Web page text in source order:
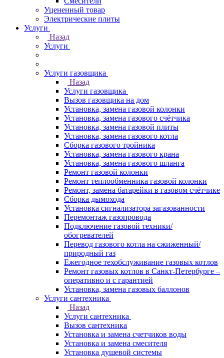
Уцененный товар
Электрические плиты
Услуги
Назад
Услуги
Услуги газовщика
Назад
Услуги газовщика
Вызов газовщика на дом
Установка, замена газовой колонки
Установка, замена газового счётчика
Установка, замена газовой плиты
Установка, замена газового котла
Сборка газового тройника
Установка, замена газового крана
Установка, замена газового шланга
Ремонт газовой колонки
Ремонт теплообменника газовой колонки
Ремонт, замена батарейки в газовом счётчике
Сборка дымохода
Установка сигнализатора загазованности
Перемонтаж газопровода
Подключение газовой техники/
обогревателей
Перевод газового котла на сжиженный/
природный газ
Ежегодное техобслуживание газовых котлов
Ремонт газовых котлов в Санкт-Петербурге –
оперативно и с гарантией
Установка, замена газовых баллонов
Услуги сантехника
Назад
Услуги сантехника
Вызов сантехника
Установка и замена счетчиков воды
Установка и замена смесителя
Установка душевой системы